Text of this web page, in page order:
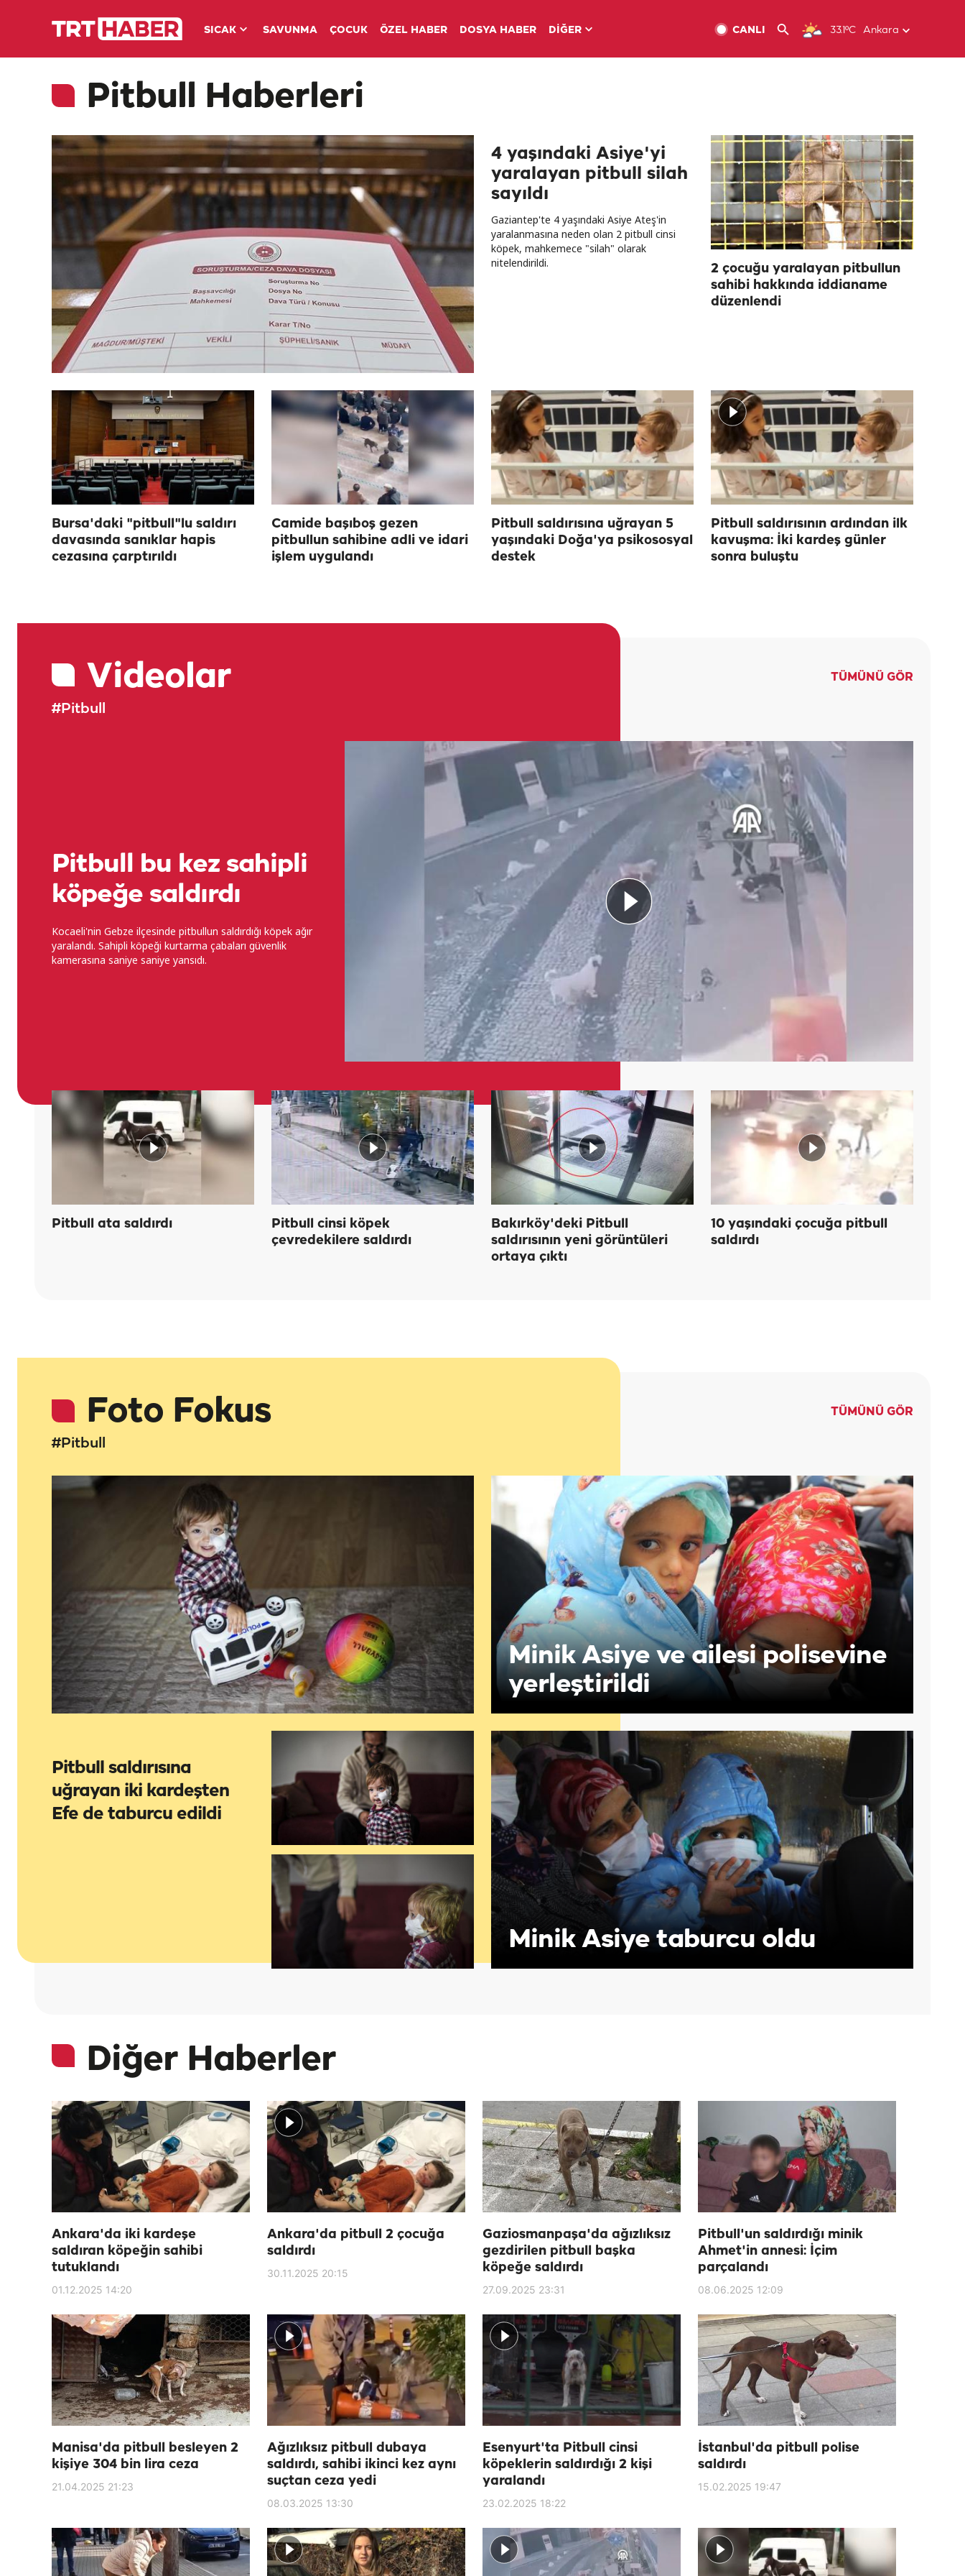
SICAK SAVUNMA ÇOCUK ÖZEL HABER DOSYA HABER DİĞER 33.1ºC Ankara
CANLI
Pitbull Haberleri
4 yaşındaki Asiye'yi
yaralayan pitbull silah
sayıldı
Gaziantep'te 4 yaşındaki Asiye Ateş'in
yaralanmasına neden olan 2 pitbull cinsi
köpek, mahkemece "silah" olarak
nitelendirildi.
2 çocuğu yaralayan pitbullun
sahibi hakkında iddianame
düzenlendi
Bursa'daki "pitbull"lu saldırı
davasında sanıklar hapis
cezasına çarptırıldı
Camide başıboş gezen
pitbullun sahibine adli ve idari
işlem uygulandı
Pitbull saldırısına uğrayan 5
yaşındaki Doğa'ya psikososyal
destek
Pitbull saldırısının ardından ilk
kavuşma: İki kardeş günler
sonra buluştu
Videolar TÜMÜNÜ GÖR
#Pitbull
Pitbull bu kez sahipli
köpeğe saldırdı
Kocaeli'nin Gebze ilçesinde pitbullun saldırdığı köpek ağır
yaralandı. Sahipli köpeği kurtarma çabaları güvenlik
kamerasına saniye saniye yansıdı.
Pitbull ata saldırdı
Pitbull cinsi köpek
çevredekilere saldırdı
Bakırköy'deki Pitbull
saldırısının yeni görüntüleri
ortaya çıktı
10 yaşındaki çocuğa pitbull
saldırdı
Foto Fokus TÜMÜNÜ GÖR
#Pitbull
Pitbull saldırısına
uğrayan iki kardeşten
Efe de taburcu edildi
Minik Asiye ve ailesi polisevine
yerleştirildi
Minik Asiye taburcu oldu
Diğer Haberler
Ankara'da iki kardeşe
saldıran köpeğin sahibi
tutuklandı
01.12.2025 14:20
Ankara'da pitbull 2 çocuğa
saldırdı
30.11.2025 20:15
Gaziosmanpaşa'da ağızlıksız
gezdirilen pitbull başka
köpeğe saldırdı
27.09.2025 23:31
Pitbull'un saldırdığı minik
Ahmet'in annesi: İçim
parçalandı
08.06.2025 12:09
Manisa'da pitbull besleyen 2
kişiye 304 bin lira ceza
21.04.2025 21:23
Ağızlıksız pitbull dubaya
saldırdı, sahibi ikinci kez aynı
suçtan ceza yedi
08.03.2025 13:30
Esenyurt'ta Pitbull cinsi
köpeklerin saldırdığı 2 kişi
yaralandı
23.02.2025 18:22
İstanbul'da pitbull polise
saldırdı
15.02.2025 19:47